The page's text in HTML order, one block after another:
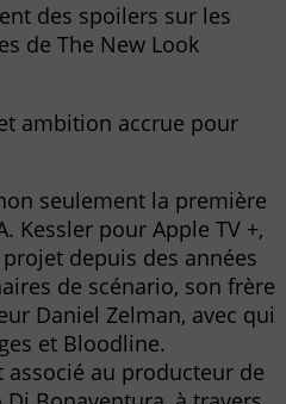
des spoilers sur les
de The New Look
ambition accrue pour
seulement la première
Kessler pour Apple TV +,
depuis des années
de scénario, son frère
Daniel Zelman, avec qui
et Bloodline.
associé au producteur de